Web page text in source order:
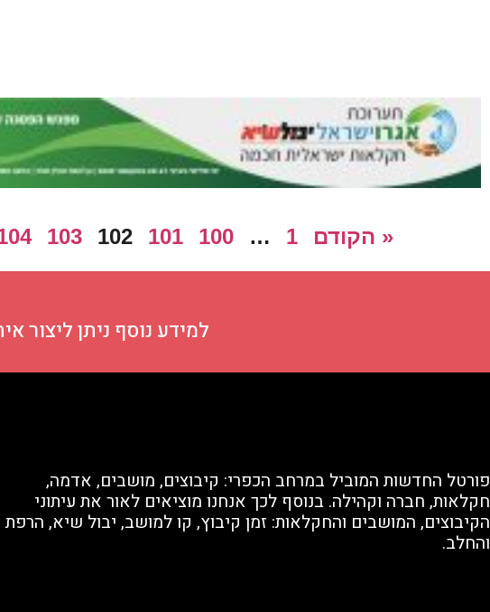
« הקודם 1
…
100
101
102
103
למידע נוסף ניתן ליצור איתנו
פורטל החדשות המוביל במרחב הכפרי: קיבוצים, מושבים, אדמה,
חקלאות, חברה וקהילה. בנוסף לכך אנחנו מוציאים לאור את עיתוני
הקיבוצים, המושבים והחקלאות: זמן קיבוץ, קו למושב, יבול שיא, הרפת
והחלב.